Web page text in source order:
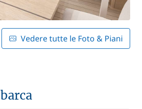
Vedere tutte le Foto & Piani